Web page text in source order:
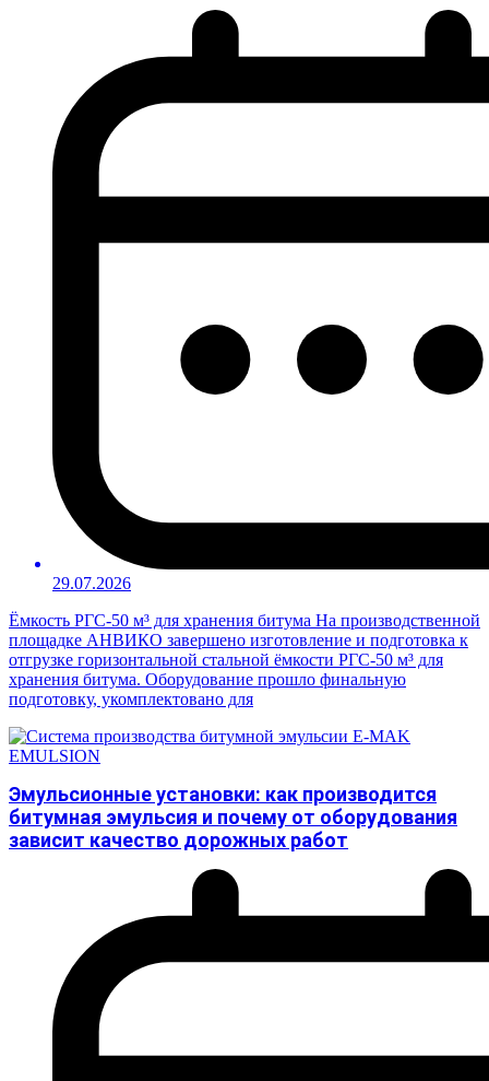
29.07.2026
Ёмкость РГС-50 м³ для хранения битума На производственной
площадке АНВИКО завершено изготовление и подготовка к
отгрузке горизонтальной стальной ёмкости РГС-50 м³ для
хранения битума. Оборудование прошло финальную
подготовку, укомплектовано для
Эмульсионные установки: как производится
битумная эмульсия и почему от оборудования
зависит качество дорожных работ